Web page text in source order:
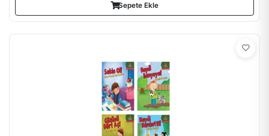
Sepete Ekle